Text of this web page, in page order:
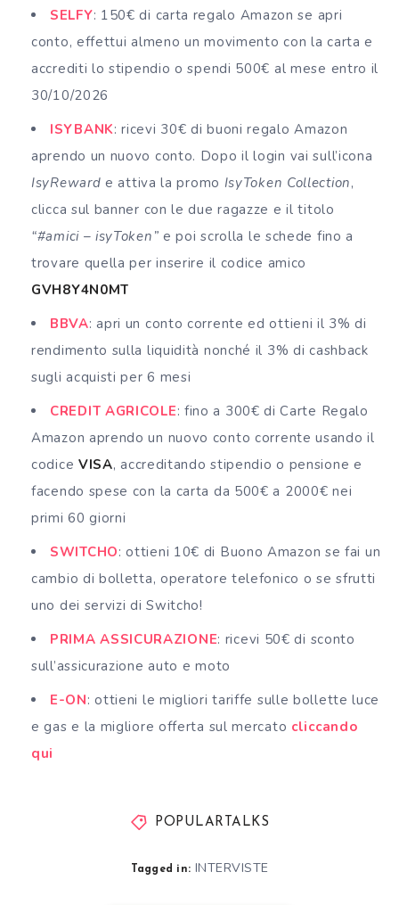
SELFY: 150€ di carta regalo Amazon se apri
conto, effettui almeno un movimento con la carta e
accrediti lo stipendio o spendi 500€ al mese entro il
30/10/2026
ISYBANK: ricevi 30€ di buoni regalo Amazon
aprendo un nuovo conto. Dopo il login vai sull’icona
IsyReward e attiva la promo IsyToken Collection,
clicca sul banner con le due ragazze e il titolo
“#amici – isyToken” e poi scrolla le schede fino a
trovare quella per inserire il codice amico
GVH8Y4N0MT
BBVA: apri un conto corrente ed ottieni il 3% di
rendimento sulla liquidità nonché il 3% di cashback
sugli acquisti per 6 mesi
CREDIT AGRICOLE: fino a 300€ di Carte Regalo
Amazon aprendo un nuovo conto corrente usando il
codice VISA, accreditando stipendio o pensione e
facendo spese con la carta da 500€ a 2000€ nei
primi 60 giorni
SWITCHO: ottieni 10€ di Buono Amazon se fai un
cambio di bolletta, operatore telefonico o se sfrutti
uno dei servizi di Switcho!
PRIMA ASSICURAZIONE: ricevi 50€ di sconto
sull’assicurazione auto e moto
E-ON: ottieni le migliori tariffe sulle bollette luce
e gas e la migliore offerta sul mercato cliccando
qui
POPULARTALKS
Tagged in: INTERVISTE